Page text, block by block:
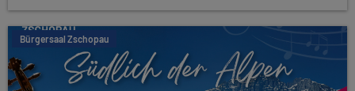
Bürgersaal Zschopau